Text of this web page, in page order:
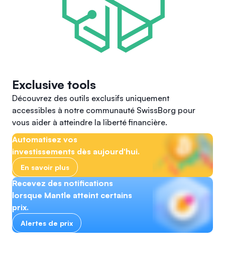
Exclusive tools
Découvrez des outils exclusifs uniquement
accessibles à notre communauté SwissBorg pour
vous aider à atteindre la liberté financière.
Automatisez vos
investissements dès aujourd'hui.
En savoir plus
Recevez des notifications
lorsque Mantle atteint certains
prix.
Alertes de prix